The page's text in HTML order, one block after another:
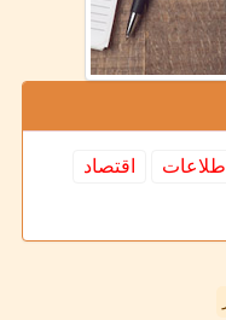
اطلاعات
اقتصاد